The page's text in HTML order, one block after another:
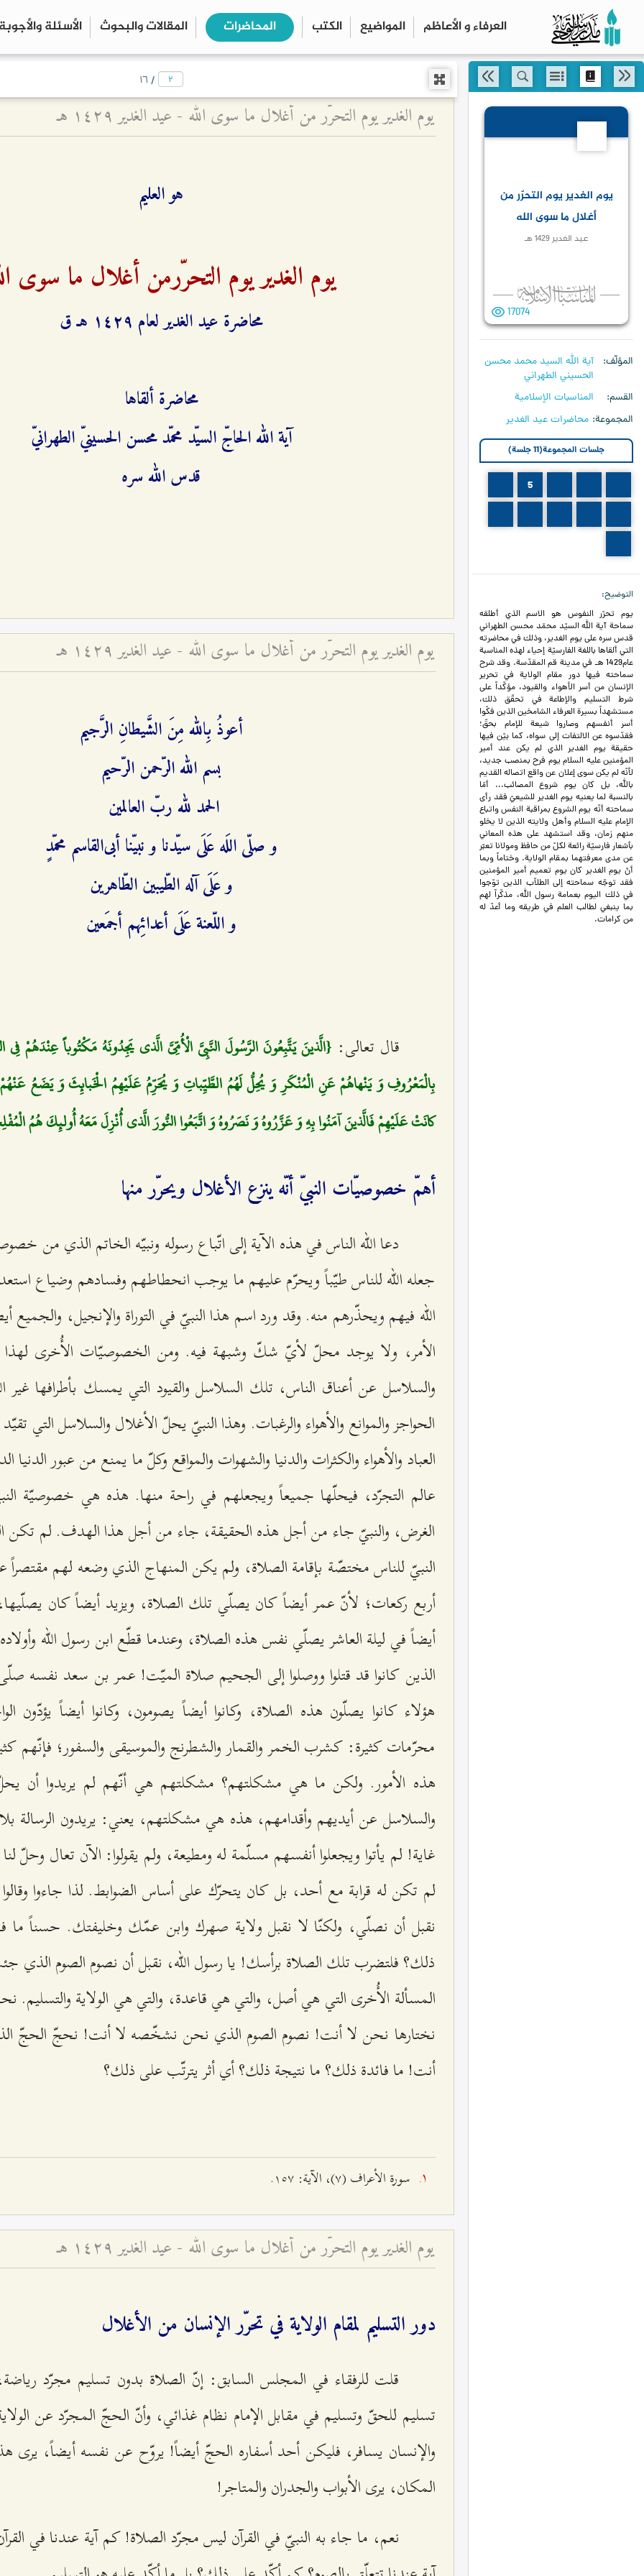
العرفاء و الأعاظم المواضیع الكتب المحاضرات المقالات والبحوث الأسئلة search
close
يوم الغدير يوم التحرّر من
أغلال ما سوى الله
عيد الغدير 1429 هـ
17074
المؤلّف
آية الله السيد محمد محسن
الحسيني الطهراني
القسم
المناسبات الإسلامية
المجموعة محاضرات عيد الغدير
جلسات المجموعة(11 جلسة)
5
التوضيح
يوم تحرّر النفوس هو الاسم الذي أطلقه
سماحة آية الله السيّد محمّد محسن الطهراني
قدس سره على يوم الغدير، وذلك في محاضرته
التي ألقاها باللغة الفارسيّة إحياء لهذه المناسبة
عام1429 هـ في مدينة قم المقدّسة. وقد شرح
سماحته فيها دور مقام الولاية في تحرير
الإنسان من أسر الأهواء والقيود، مؤكّداً على
شرط التسليم والإطاعة في تحقّق ذلك،
مستشهداً بسيرة العرفاء الشامخين الذين فكّوا
أسر أنفسهم وصاروا شيعة للإمام بحقّ؛
فقدّسوه عن الالتفات إلى سواه، كما بيّن فيها
حقيقة يوم الغدير الذي لم يكن عند أمير
المؤمنين عليه السلام يوم فرح بمنصب جديد،
لأنّه لم يكن سوى إعلان عن واقع اتصاله القديم
بالله، بل كان يوم شروع المصائب... أمّا
بالنسبة لما يعنيه يوم الغدير للشيعيّ فقد رأى
سماحته أنّه يوم الشروع بمراقبة النفس واتباع
الإمام عليه السلام وأهل ولايته الذين لا يخلو
منهم زمان، وقد استشهد على هذه المعاني
بأشعار فارسيّة رائعة لكلّ من حافظ ومولانا تعبّر
عن مدى معرفتهما بمقام الولاية. وختاماً وبما
أنّ يوم الغدير كان يوم تعميم أمير المؤمنين
فقد توجّه سماحته إلى الطلاّب الذين توّجوا
في ذلك اليوم بعمامة رسول الله، مذكّراً لهم
بما ينبغي لطالب العلم في طريقه وما أعدّ له
من كرامات.
/ ۱٦
يوم الغدير يوم التحرّر من أغلال ما سوى الله - عيد الغدير ۱٤۲٩ هـ
هو العليم
يوم الغدير يوم التحرّرمن أغلال ما سوى
محاضرة عيد الغدير لعام ۱٤٢٩ هـ ق
محاضرة ألقاها
آية الله الحاجّ السيّد محمّد محسن الحسينيّ الطهرانيّ
قدس الله سره
يوم الغدير يوم التحرّر من أغلال ما سوى الله - عيد الغدير ۱٤۲٩ هـ
أعوذُ بِالله مِنَ الشَّیطانِ الرَّجیم
بسم الله الرّحمن الرّحیم
الحمد لله ربّ العالمين
و صلّی اللَه عَلَی سیّدنا و نبیّنا أبی‌القاسم محمّدٍ
و عَلَی آله الطّیبین الطّاهرین
و اللّعنة عَلَی أعدائِهم أجمَعین
قال تعالى: {الَّذينَ يَتَّبِعُونَ الرَّسُولَ النَّبِيَّ الْأُمِّيَّ الَّذي يَجِدُونَهُ مَكْتُوباً عِنْدَهُمْ فِي
بِالْمَعْرُوفِ وَ يَنْهاهُمْ عَنِ الْمُنْكَرِ وَ يُحِلُّ لَهُمُ الطَّيِّباتِ وَ يُحَرِّمُ عَلَيْهِمُ الْخَبائِثَ وَ يَضَعُ
كانَتْ عَلَيْهِمْ فَالَّذينَ آمَنُوا بِهِ وَ عَزَّرُوهُ وَ نَصَرُوهُ وَ اتَّبَعُوا النُّورَ الَّذي أُنْزِلَ مَعَهُ أُولئِكَ هُمُ
أهمّ خصوصيّات النبيّ أنّه ينزع الأغلال ويحرّر منها
دعا الله الناس في هذه الآية إلى اتّباع رسوله ونبيّه الخاتم الذي من
جعله الله للناس طيّباً ويحرّم عليهم ما يوجب انحطاطهم وفسادهم وضياع
الله فيهم ويحذّرهم منه. وقد ورد اسم هذا النبيّ في التوراة والإنجيل، والجميع
الأمر، ولا يوجد محلّ لأيّ شكّ وشبهة فيه. ومن الخصوصيّات الأُخرى لهذا
والسلاسل عن أعناق الناس، تلك السلاسل والقيود التي يمسك بأطرافها غير
الحواجز والموانع والأهواء والرغبات. وهذا النبيّ يحلّ الأغلال والسلاسل التي
العباد والأهواء والكثرات والدنيا والشهوات والمواقع وكلّ ما يمنع من عبور الدنيا
عالم التجرّد، فيحلّها جميعاً ويجعلهم في راحة منها. هذه هي خصوصيّة
الغرض، والنبيّ جاء من أجل هذه الحقيقة، جاء من أجل هذا الهدف. لم تكن
النبيّ للناس مختصّة بإقامة الصلاة، ولم يكن المنهاج الذي وضعه لهم مقتصراً
أربع ركعات؛ لأنّ عمر أيضاً كان يصلّي تلك الصلاة، ويزيد أيضاً كان
أيضاً في ليلة العاشر يصلّي نفس هذه الصلاة، وعندما قطّع ابن رسول الله
الذين كانوا قد قتلوا ووصلوا إلى الجحيم صلاة الميّت! عمر بن سعد نفسه
هؤلاء كانوا يصلّون هذه الصلاة، وكانوا أيضاً يصومون، وكانوا أيضاً يؤدّون
محرّمات كثيرة: كشرب الخمر والقمار والشطرنج والموسيقى والسفور؛ فإنّهم
هذه الأمور. ولكن ما هي مشكلتهم؟ مشكلتهم هي أنّهم لم يريدوا أن يحلّ
والسلاسل عن أيديهم وأقدامهم، هذه هي مشكلتهم، يعني: يريدون الرسالة
غاية! لم يأتوا ويجعلوا أنفسهم مسلّمة له ومطيعة، ولم يقولوا: الآن تعال وحلّ
لم تكن له قرابة مع أحد، بل كان يتحرّك على أساس الضوابط. لذا جاءوا
نقبل أن نصلّي، ولكنّا لا نقبل ولاية صهرك وابن عمّك وخليفتك. حسناً ما
ذلك؟ فلتضرب تلك الصلاة برأسك! يا رسول الله، نقبل أن نصوم الصوم الذي
المسألة الأُخرى التي هي أصل، والتي هي قاعدة، والتي هي الولاية والتسليم.
نختارها نحن لا أنت! نصوم الصوم الذي نحن نشخّصه لا أنت! نحجّ الحجّ
أنت! ما فائدة ذلك؟ ما نتيجة ذلك؟ أي أثر يترتّب على ذلك؟
سورة الأعراف (۷)، الآية: ۱٥۷.
يوم الغدير يوم التحرّر من أغلال ما سوى الله - عيد الغدير ۱٤۲٩ هـ
دور التسليم لمقام الولاية في تحرّر الإنسان من الأغلال
قلت للرفقاء في المجلس السابق: إنّ الصلاة بدون تسليم مجرّد
تسليم للحقّ وتسليم في مقابل الإمام نظام غذائي، وأنّ الحجّ المجرّد عن
والإنسان يسافر، فليكن أحد أسفاره الحجّ أيضاً! يروّح عن نفسه أيضاً، يرى
المكان، يرى الأبواب والجدران والمتاجر!
نعم، ما جاء به النبيّ في القرآن ليس مجرّد الصلاة! كم آية عندنا في